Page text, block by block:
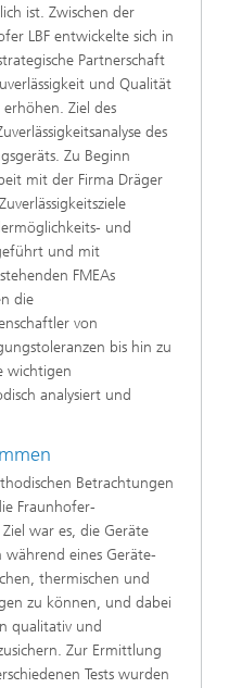
ist. Zwischen der
LBF entwickelte sich in
Partnerschaft
und Qualität
Ziel des
des
Zu Beginn
mit der Firma Dräger
und
und mit
FMEAs
die
von
bis hin zu
wichtigen
analysiert und
Betrachtungen
Fraunhofer-
war es, die Geräte
während eines Geräte-
thermischen und
zu können, und dabei
qualitativ und
Zur Ermittlung
Tests wurden